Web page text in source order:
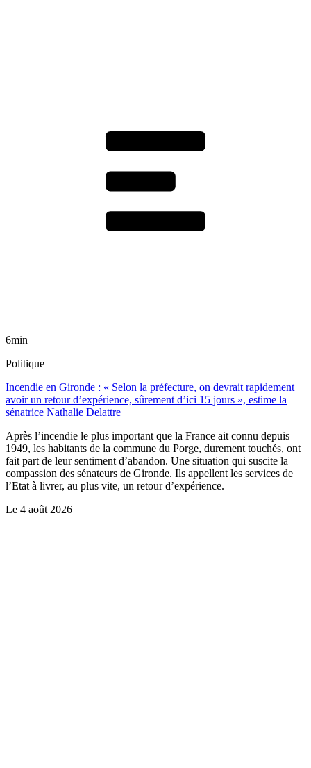
6min
Politique
Incendie en Gironde : « Selon la préfecture, on devrait rapidement
avoir un retour d’expérience, sûrement d’ici 15 jours », estime la
sénatrice Nathalie Delattre
Après l’incendie le plus important que la France ait connu depuis
1949, les habitants de la commune du Porge, durement touchés, ont
fait part de leur sentiment d’abandon. Une situation qui suscite la
compassion des sénateurs de Gironde. Ils appellent les services de
l’Etat à livrer, au plus vite, un retour d’expérience.
Le 4 août 2026